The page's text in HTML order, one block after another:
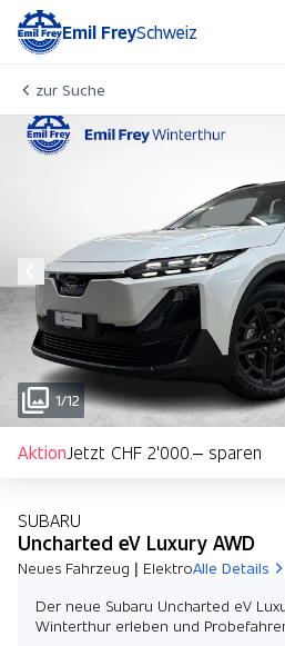
Emil FreySchweiz
zur Suche
1/12
AktionJetzt CHF 2'000.– sparen
SUBARU
Uncharted eV Luxury AWD
Neues Fahrzeug | ElektroAlle Details
Der neue Subaru Uncharted eV
Winterthur erleben und